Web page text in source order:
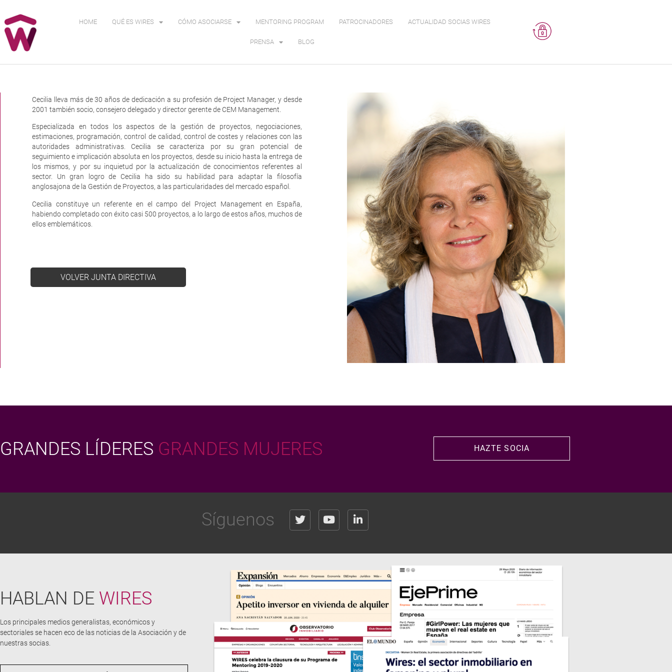
HOME QUÉ ES WIRES CÓMO ASOCIARSE MENTORING PROGRAM PATROCINADORES ACTUALIDAD SOCIAS WIRES
PRENSA BLOG
Cecilia lleva más de 30 años de dedicación a su profesión de Project Manager, y desde
2001 también socio, consejero delegado y director gerente de CEM Management.
Especializada en todos los aspectos de la gestión de proyectos, negociaciones,
estimaciones, programación, control de calidad, control de costes y relaciones con las
autoridades administrativas. Cecilia se caracteriza por su gran potencial de
seguimiento e implicación absoluta en los proyectos, desde su inicio hasta la entrega de
los mismos, y por su inquietud por la actualización de conocimientos referentes al
sector. Un gran logro de Cecilia ha sido su habilidad para adaptar la filosofía
anglosajona de la Gestión de Proyectos, a las particularidades del mercado español.
Cecilia constituye un referente en el campo del Project Management en España,
habiendo completado con éxito casi 500 proyectos, a lo largo de estos años, muchos de
ellos emblemáticos.
VOLVER JUNTA DIRECTIVA
GRANDES LÍDERES GRANDES MUJERES HAZTE SOCIA
Síguenos
HABLAN DE WIRES
Los principales medios generalistas, económicos y
sectoriales se hacen eco de las noticias de la Asociación y de
nuestras socias.